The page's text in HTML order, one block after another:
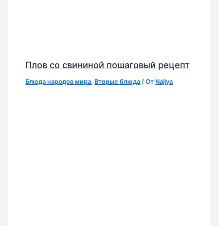
Плов со свининой пошаговый рецепт
Блюда народов мира, Вторые блюда / От Najlya